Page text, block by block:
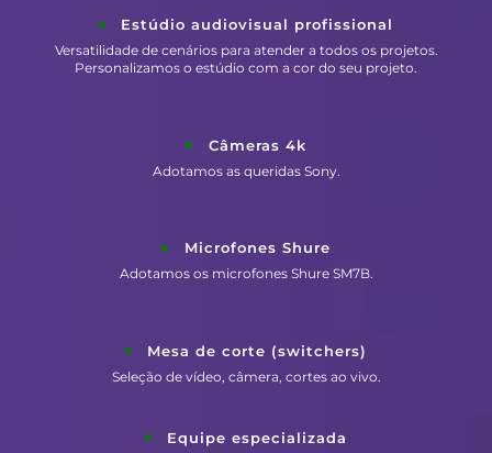
Estúdio audiovisual profissional
Versatilidade de cenários para atender a todos os projetos.
Personalizamos o estúdio com a cor do seu projeto.
Câmeras 4k
Adotamos as queridas Sony.
Microfones Shure
Adotamos os microfones Shure SM7B.
Mesa de corte (switchers)
Seleção de vídeo, câmera, cortes ao vivo.
Equipe especializada